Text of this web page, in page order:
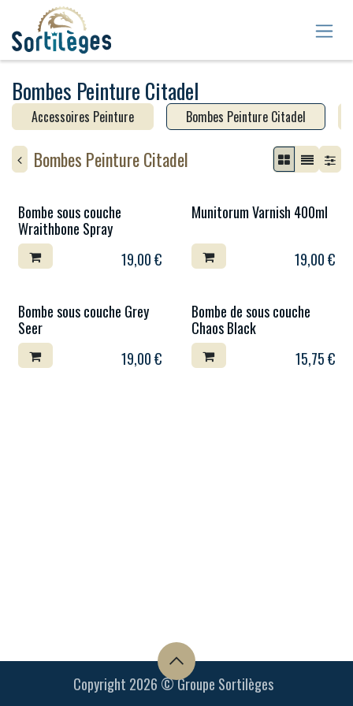
Se rendre au contenu
Bombes Peinture Citadel
Accessoires Peinture Bombes Peinture Citadel
Bombes Peinture Citadel
Bombe sous couche
Wraithbone Spray
19,00€
Munitorum Varnish 400ml
19,00€
Bombe sous couche Grey
Seer
19,00€
Bombe de sous couche
Chaos Black
15,75€
Copyright 2026 © Groupe Sortilèges